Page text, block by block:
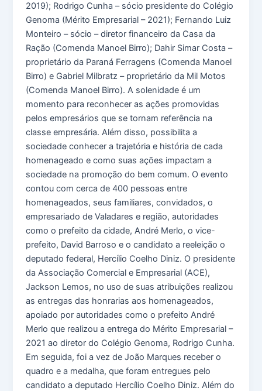
2019); Rodrigo Cunha – sócio presidente do Colégio
Genoma (Mérito Empresarial – 2021); Fernando Luiz
Monteiro – sócio – diretor financeiro da Casa da
Ração (Comenda Manoel Birro); Dahir Simar Costa –
proprietário da Paraná Ferragens (Comenda Manoel
Birro) e Gabriel Milbratz – proprietário da Mil Motos
(Comenda Manoel Birro). A solenidade é um
momento para reconhecer as ações promovidas
pelos empresários que se tornam referência na
classe empresária. Além disso, possibilita a
sociedade conhecer a trajetória e história de cada
homenageado e como suas ações impactam a
sociedade na promoção do bem comum. O evento
contou com cerca de 400 pessoas entre
homenageados, seus familiares, convidados, o
empresariado de Valadares e região, autoridades
como o prefeito da cidade, André Merlo, o vice-
prefeito, David Barroso e o candidato a reeleição o
deputado federal, Hercílio Coelho Diniz. O presidente
da Associação Comercial e Empresarial (ACE),
Jackson Lemos, no uso de suas atribuições realizou
as entregas das honrarias aos homenageados,
apoiado por autoridades como o prefeito André
Merlo que realizou a entrega do Mérito Empresarial –
2021 ao diretor do Colégio Genoma, Rodrigo Cunha.
Em seguida, foi a vez de João Marques receber o
quadro e a medalha, que foram entregues pelo
candidato a deputado Hercílio Coelho Diniz. Além do